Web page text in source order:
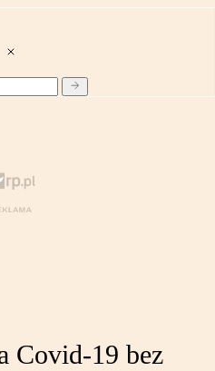
Covid-19 bez